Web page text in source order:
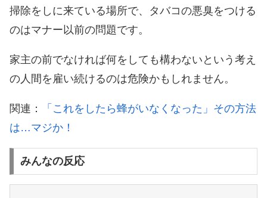
掃除をしに来ている場所で、タバコの悪臭をつける
のはマナー以前の問題です。
家主の前でなければ何をしても構わないという考え
の人間を雇い続けるのは危険かもしれません。
関連：
「これをしたら蜂がいなくなった」その方法
は…マジか！
みんなの反応